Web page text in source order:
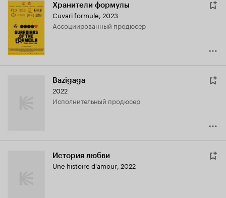
Хранители формулы
Cuvari formule, 2023
ассоциированный продюсер
Bazigaga
2022
исполнительный продюсер
История любви
Une histoire d'amour, 2022